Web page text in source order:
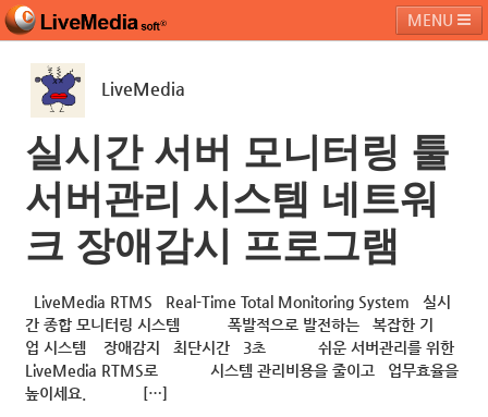
MENU
라이브미디어소프트
페밀리 사이트
LiveMedia
실시간 서버 모니터링 툴
서버관리 시스템 네트워
크 장애감시 프로그램
LiveMedia RTMS Real-Time Total Monitoring System 실시
간 종합 모니터링 시스템 폭발적으로 발전하는 복잡한 기
업 시스템 장애감지 최단시간 3초 쉬운 서버관리를 위한
LiveMedia RTMS로 시스템 관리비용을 줄이고 업무효율을
높이세요. […]